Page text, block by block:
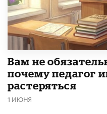
​Вам не
почему педагог
растеряться
1 ИЮНЯ